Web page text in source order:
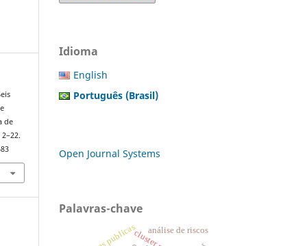
de
Idioma
English
Português (Brasil)
Open Journal Systems
Palavras-chave
análise de riscos